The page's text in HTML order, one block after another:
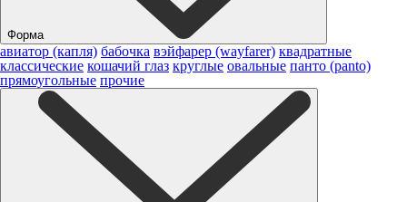
Форма
авиатор (капля) бабочка вэйфарер (wayfarer) квадратные
классические кошачий глаз круглые овальные панто (panto)
прямоугольные прочие